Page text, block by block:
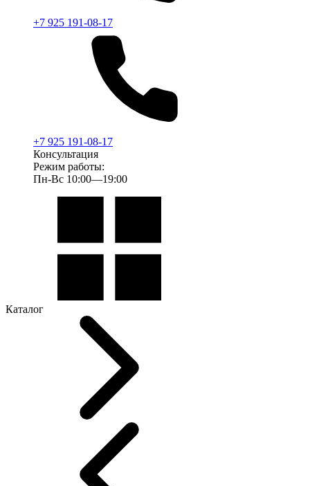
+7 925 191-08-17
+7 925 191-08-17
Консультация
Режим работы:
Пн-Вс 10:00—19:00
Каталог